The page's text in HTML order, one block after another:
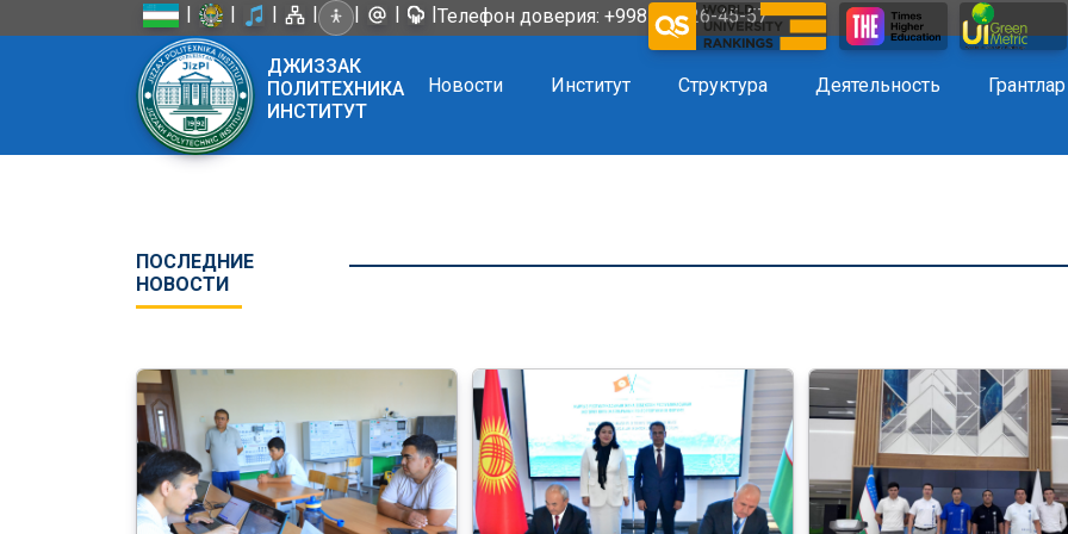
| | | | | | |Телефон доверия: +998 72 226-45-57
ДЖИЗЗАК
ПОЛИТЕХНИКА
ИНСТИТУТ
Новости Институт Структура Деятельность Грантлар
ПОСЛЕДНИЕ
НОВОСТИ